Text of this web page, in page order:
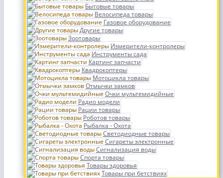
Бытовые товары
Велосипеда товары
Газовое оборудование
Другие товары
Зоотовары
Измерители-контролеры
Инструменты сада
Картинг запчасти
Квадрокоптеры
Мотоцикла товары
Отмычки замков
Очки мультемидийные
Радио модели
Рации товары
Роботов товары
Рыбалка - Охота
Светодиодные товары
Сигареты электронные
Сигнализация воды
Спорта товары
Товары здоровья
Товары при бетствиях